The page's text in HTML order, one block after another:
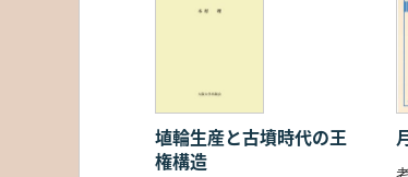
埴輪生産と古墳時代の王
権構造